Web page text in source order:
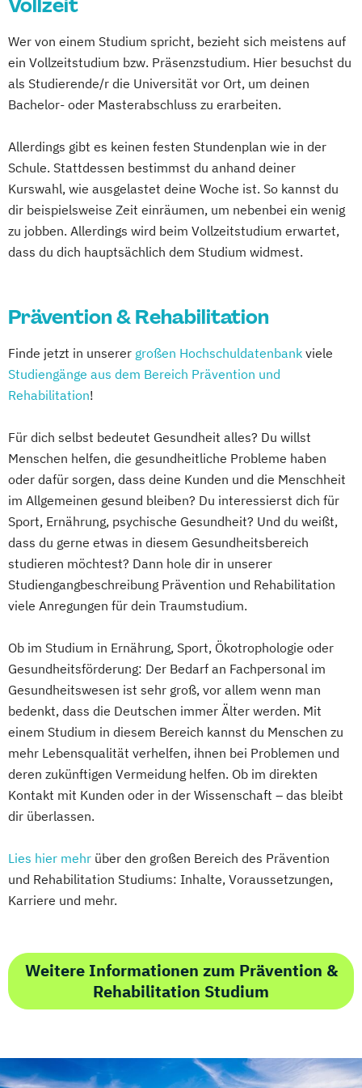
Pflegewissenschaft
Vollzeit
Wer von einem Studium spricht, bezieht sich meistens auf
ein Vollzeitstudium bzw. Präsenzstudium. Hier besuchst du
als Studierende/r die Universität vor Ort, um deinen
Bachelor- oder Masterabschluss zu erarbeiten.
Allerdings gibt es keinen festen Stundenplan wie in der
Schule. Stattdessen bestimmst du anhand deiner
Kurswahl, wie ausgelastet deine Woche ist. So kannst du
dir beispielsweise Zeit einräumen, um nebenbei ein wenig
zu jobben. Allerdings wird beim Vollzeitstudium erwartet,
dass du dich hauptsächlich dem Studium widmest.
Prävention & Rehabilitation
Finde jetzt in unserer großen Hochschuldatenbank viele
Studiengänge aus dem Bereich Prävention und
Rehabilitation!
Für dich selbst bedeutet Gesundheit alles? Du willst
Menschen helfen, die gesundheitliche Probleme haben
oder dafür sorgen, dass deine Kunden und die Menschheit
im Allgemeinen gesund bleiben? Du interessierst dich für
Sport, Ernährung, psychische Gesundheit? Und du weißt,
dass du gerne etwas in diesem Gesundheitsbereich
studieren möchtest? Dann hole dir in unserer
Studiengangbeschreibung Prävention und Rehabilitation
viele Anregungen für dein Traumstudium.
Ob im Studium in Ernährung, Sport, Ökotrophologie oder
Gesundheitsförderung: Der Bedarf an Fachpersonal im
Gesundheitswesen ist sehr groß, vor allem wenn man
bedenkt, dass die Deutschen immer Älter werden. Mit
einem Studium in diesem Bereich kannst du Menschen zu
mehr Lebensqualität verhelfen, ihnen bei Problemen und
deren zukünftigen Vermeidung helfen. Ob im direkten
Kontakt mit Kunden oder in der Wissenschaft – das bleibt
dir überlassen.
Lies hier mehr über den großen Bereich des Prävention
und Rehabilitation Studiums: Inhalte, Voraussetzungen,
Karriere und mehr.
Weitere Informationen zum Prävention &
Rehabilitation Studium